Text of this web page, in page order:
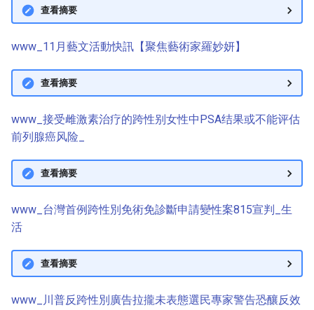
查看摘要
www_11月藝文活動快訊【聚焦藝術家羅妙妍】
查看摘要
www_接受雌激素治疗的跨性别女性中PSA结果或不能评估
前列腺癌风险_
查看摘要
www_台灣首例跨性別免術免診斷申請變性案815宣判_生
活
查看摘要
www_川普反跨性別廣告拉攏未表態選民專家警告恐釀反效